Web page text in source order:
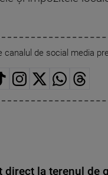
canalul de social media
direct la terenul de